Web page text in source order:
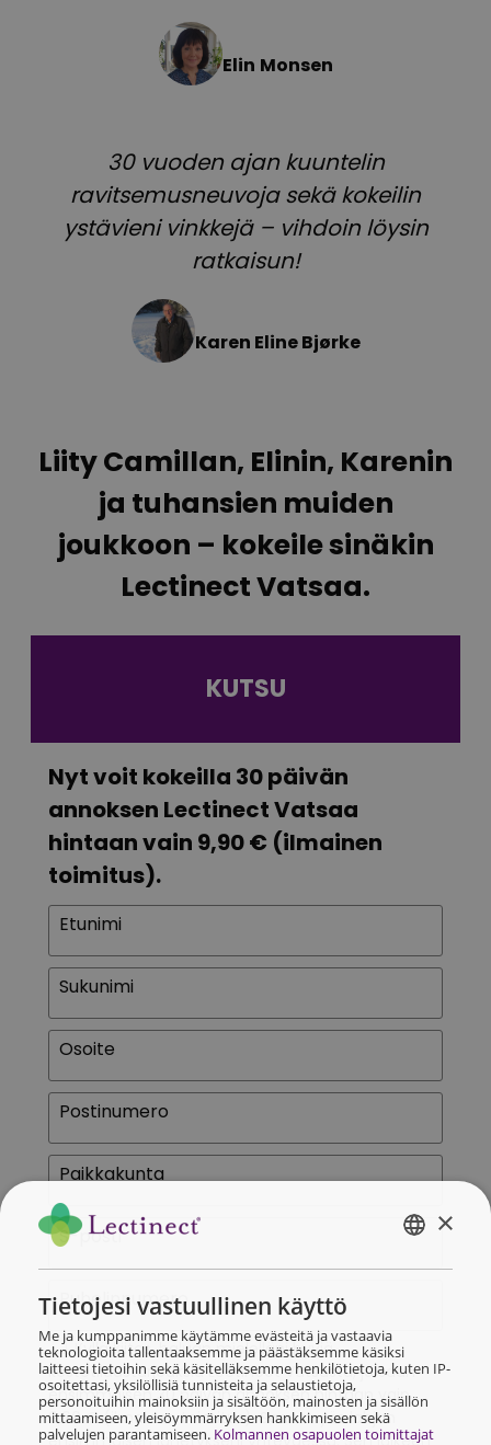
Elin Monsen
30 vuoden ajan kuuntelin
ravitsemusneuvoja sekä kokeilin
ystävieni vinkkejä – vihdoin löysin
ratkaisun!
Karen Eline Bjørke
Liity Camillan, Elinin, Karenin
ja tuhansien muiden
joukkoon – kokeile sinäkin
Lectinect Vatsaa.
KUTSU
Nyt voit kokeilla 30 päivän
annoksen Lectinect Vatsaa
hintaan vain 9,90 € (ilmainen
toimitus).
Etunimi
Sukunimi
Osoite
Postinumero
Paikkakunta
S-posti
Puhelinnumero
Kyllä kiitos, haluan mielelläni hyviä
kestotilaustarjouksia Lectinect Vatsasta, ja saan
ensimmäisen 30 päivän annoksen hintaan vain
9,90 € (ilmainen toimitus). Saan myös lahjan
×
Tietojesi vastuullinen käyttö
Me ja kumppanimme käytämme evästeitä ja vastaavia
teknologioita tallentaaksemme ja päästäksemme käsiksi
laitteesi tietoihin sekä käsitelläksemme henkilötietoja, kuten IP-
osoitettasi, yksilöllisiä tunnisteita ja selaustietoja,
personoituihin mainoksiin ja sisältöön, mainosten ja sisällön
mittaamiseen, yleisöymmärryksen hankkimiseen sekä
palvelujen parantamiseen. Kolmannen osapuolen toimittajat